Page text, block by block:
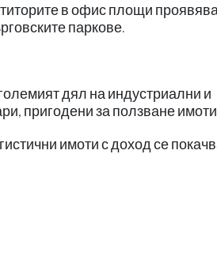
в офис площи
паркове.
дял на индустриални и
пригодени за ползване
имоти с доход се